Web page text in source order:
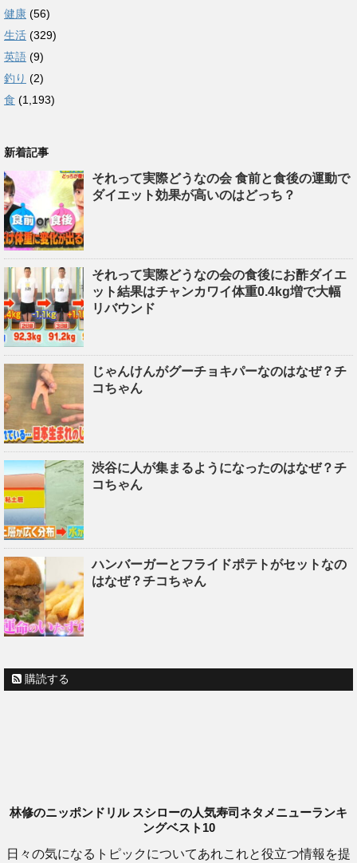
健康 (56)
生活 (329)
英語 (9)
釣り (2)
食 (1,193)
新着記事
それって実際どうなの会 食前と食後の運動で
ダイエット効果が高いのはどっち？
それって実際どうなの会の食後にお酢ダイエ
ット結果はチャンカワイ体重0.4kg増で大幅
リバウンド
じゃんけんがグーチョキパーなのはなぜ？チ
コちゃん
渋谷に人が集まるようになったのはなぜ？チ
コちゃん
ハンバーガーとフライドポテトがセットなの
はなぜ？チコちゃん
購読する
林修のニッポンドリル スシローの人気寿司ネタメニューランキ
ングベスト10
日々の気になるトピックについてあれこれと役立つ情報を提